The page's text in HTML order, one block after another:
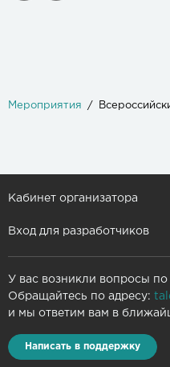
Мероприятия
Кабинет организатора
Вход для разработчиков
У вас возникли вопросы
Обращайтесь по адресу:
и мы ответим вам в
Написать в поддержку